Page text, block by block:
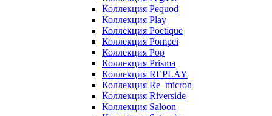
Коллекция Pequod
Коллекция Play
Коллекция Poetique
Коллекция Pompei
Коллекция Pop
Коллекция Prisma
Коллекция REPLAY
Коллекция Re_micron
Коллекция Riverside
Коллекция Saloon